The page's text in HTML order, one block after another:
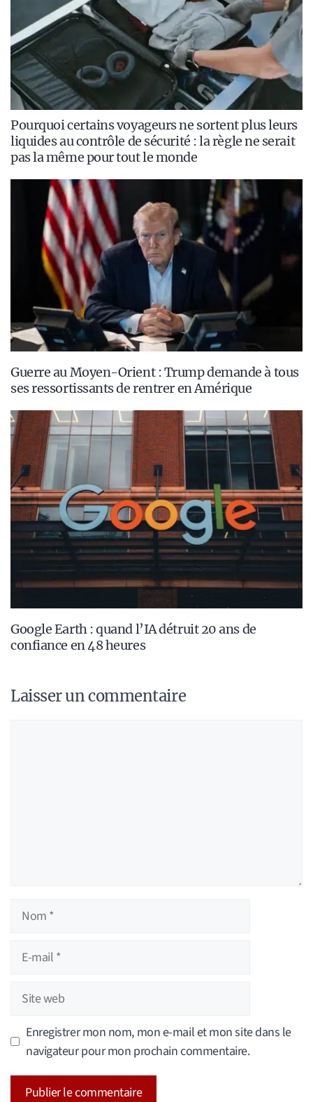
Pourquoi certains voyageurs ne sortent plus leurs
liquides au contrôle de sécurité : la règle ne serait
pas la même pour tout le monde
Guerre au Moyen-Orient : Trump demande à tous
ses ressortissants de rentrer en Amérique
Google Earth : quand l’IA détruit 20 ans de
confiance en 48 heures
Laisser un commentaire
Nom
Site
web
Enregistrer mon nom, mon e-mail et mon site dans le
navigateur pour mon prochain commentaire.